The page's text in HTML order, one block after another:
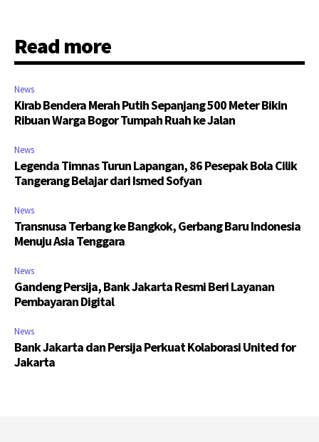
Read more
News
Kirab Bendera Merah Putih Sepanjang 500 Meter Bikin
Ribuan Warga Bogor Tumpah Ruah ke Jalan
News
Legenda Timnas Turun Lapangan, 86 Pesepak Bola Cilik
Tangerang Belajar dari Ismed Sofyan
News
Transnusa Terbang ke Bangkok, Gerbang Baru Indonesia
Menuju Asia Tenggara
News
Gandeng Persija, Bank Jakarta Resmi Beri Layanan
Pembayaran Digital
News
Bank Jakarta dan Persija Perkuat Kolaborasi United for
Jakarta